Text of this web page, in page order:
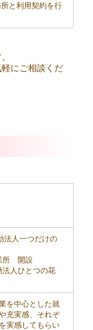
と利用契約を行
にご相談くだ
法人一つだけの
所 開設
人ひとつの花
を中心とした就
充実感、それぞ
実感してもらい